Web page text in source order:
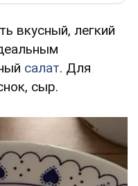
вкусный, легкий
салат. Для
сыр.